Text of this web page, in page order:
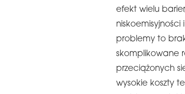
efekt wielu
problemy to
skomplikowane
przeciążonych
wysokie koszty